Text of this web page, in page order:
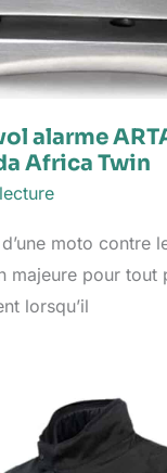
alarme
Africa Twin
moto contre
majeure pour tout
lorsqu’il